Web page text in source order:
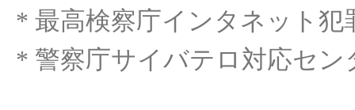
* 最高検察庁インタ ネット 犯
* 警察庁サイバテロ 対応セン